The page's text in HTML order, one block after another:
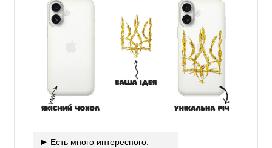
Есть много интересного: